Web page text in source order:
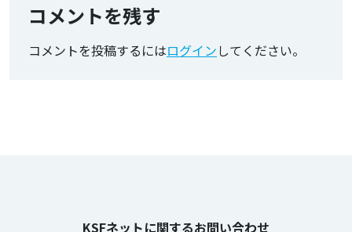
コメントを残す
コメントを投稿するにはログインしてください。
KSFネットに関するお問い合わせ